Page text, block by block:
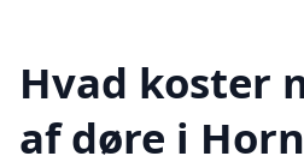
Hvad koster
af døre i